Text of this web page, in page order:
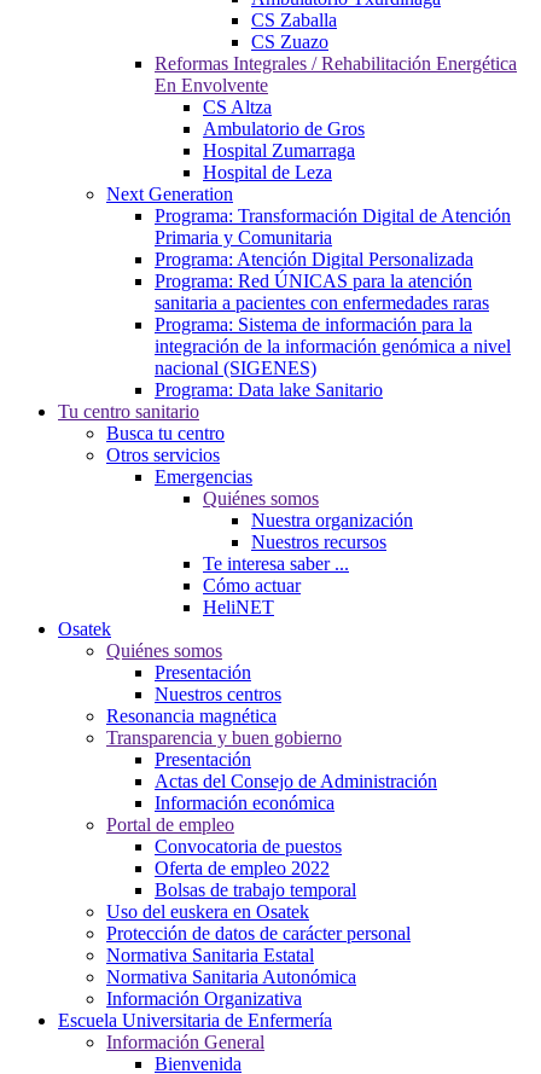
CS Zaballa
CS Zuazo
Reformas Integrales / Rehabilitación Energética
En Envolvente
CS Altza
Ambulatorio de Gros
Hospital Zumarraga
Hospital de Leza
Next Generation
Programa: Transformación Digital de Atención
Primaria y Comunitaria
Programa: Atención Digital Personalizada
Programa: Red ÚNICAS para la atención
sanitaria a pacientes con enfermedades raras
Programa: Sistema de información para la
integración de la información genómica a nivel
nacional (SIGENES)
Programa: Data lake Sanitario
Tu centro sanitario
Busca tu centro
Otros servicios
Emergencias
Quiénes somos
Nuestra organización
Nuestros recursos
Te interesa saber ...
Cómo actuar
HeliNET
Osatek
Quiénes somos
Presentación
Nuestros centros
Resonancia magnética
Transparencia y buen gobierno
Presentación
Actas del Consejo de Administración
Información económica
Portal de empleo
Convocatoria de puestos
Oferta de empleo 2022
Bolsas de trabajo temporal
Uso del euskera en Osatek
Protección de datos de carácter personal
Normativa Sanitaria Estatal
Normativa Sanitaria Autonómica
Información Organizativa
Escuela Universitaria de Enfermería
Información General
Bienvenida